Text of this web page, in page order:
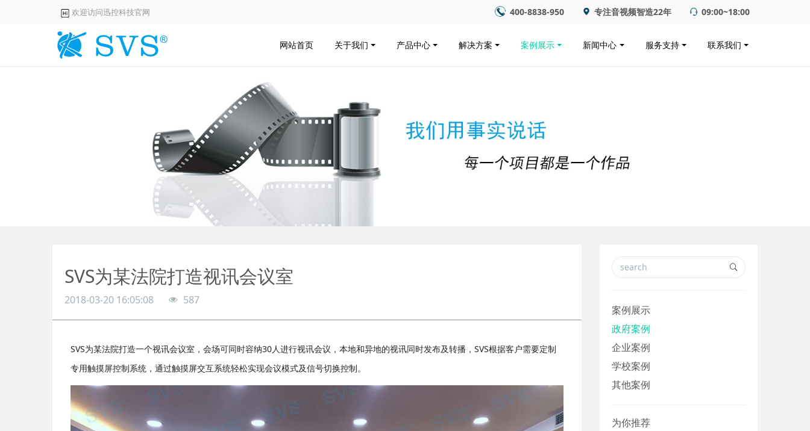
欢迎访问迅控科技官网 400-8838-950 专注音视频智造22年 09:00~18:00
网站首页 关于我们 产品中心 解决方案 案例展示 新闻中心 服务支持 联系我们
SVS为某法院打造视讯会议室
2018-03-20 16:05:08 587
SVS为某法院打造一个视讯会议室，会场可同时容纳30人进行视讯会议，本地和异地的视讯同时发布及转播，SVS根据客户需要定制
专用触摸屏控制系统，通过触摸屏交互系统轻松实现会议模式及信号切换控制。
案例展示
政府案例
企业案例
学校案例
其他案例
为你推荐